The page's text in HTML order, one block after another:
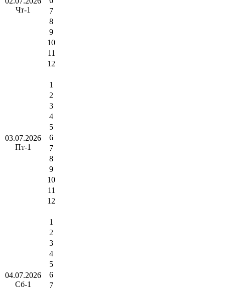
Чт-1
7
8
9
10
11
12
03.07.2026
Пт-1
1
2
3
4
5
6
7
8
9
10
11
12
04.07.2026
Сб-1
1
2
3
4
5
6
7